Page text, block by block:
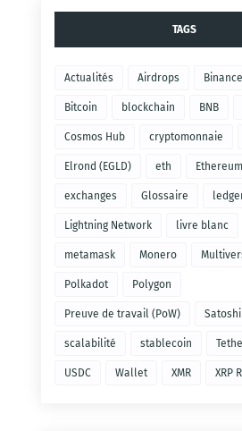
TAGS
Actualités Airdrops Binance
Bitcoin blockchain BNB
Cosmos Hub cryptomonnaie
Elrond (EGLD) eth Ethereum
exchanges Glossaire
Lightning Network livre blanc
metamask Monero
Polkadot Polygon
Preuve de travail (PoW)
scalabilité stablecoin
USDC Wallet XMR XRP